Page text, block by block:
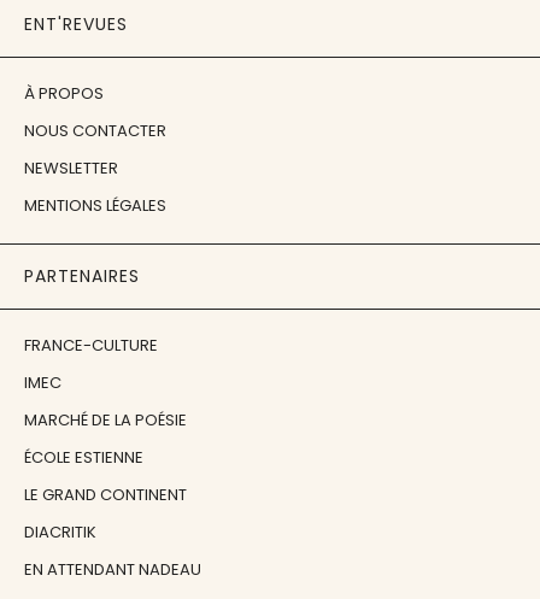
ENT'REVUES
À PROPOS
NOUS CONTACTER
NEWSLETTER
MENTIONS LÉGALES
PARTENAIRES
FRANCE-CULTURE
IMEC
MARCHÉ DE LA POÉSIE
ÉCOLE ESTIENNE
LE GRAND CONTINENT
DIACRITIK
EN ATTENDANT NADEAU